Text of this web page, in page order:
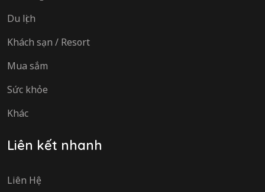
Du lịch
Khách sạn / Resort
Mua sắm
Sức khỏe
Khác
Liên kết nhanh
Liên Hệ